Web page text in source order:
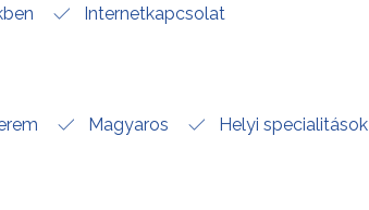
Internetkapcsolat
Magyaros Helyi specialitások